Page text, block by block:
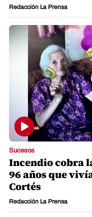
Redacción La Prensa
Sucesos
Incendio cobra
96 años que
Cortés
Redacción La Prensa